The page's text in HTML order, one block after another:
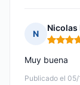
N
Nicolas
Nota: 5
Publicado el
Muy buena